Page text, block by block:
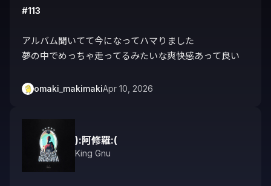
#113
アルバム聞いてて今になってハマりました
夢の中でめっちゃ走ってるみたいな爽快感あって良い
omaki_makimakiApr 10, 2026
):阿修羅:(
King Gnu